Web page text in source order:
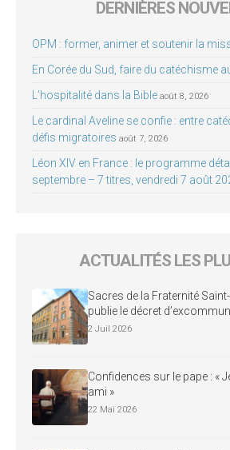
DERNIÈRES
OPM : former, animer et soutenir la
En Corée du Sud, faire du catéchisme
L’hospitalité dans la Bible août 8, 2026
Le cardinal Aveline se confie : entre
défis migratoires août 7, 2026
Léon XIV en France : le programme
septembre – 7 titres, vendredi 7 août
ACTUALITÉS LES
Sacres de la Fraternité
publie le décret
2 Juil 2026
Confidences sur le pape : «
ami »
22 Mai 2026